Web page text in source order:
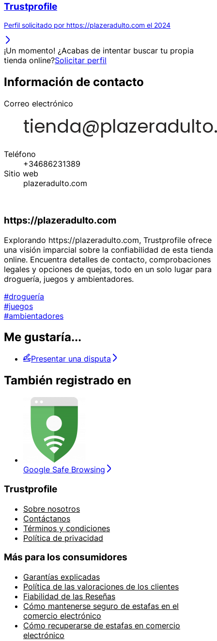
Trustprofile
Perfil solicitado por https://plazeradulto.com el 2024
¡Un momento! ¿Acabas de intentar buscar tu propia
tienda online?Solicitar perfil
Información de contacto
Correo electrónico
Teléfono
+34686231389
Sitio web
plazeradulto.com
https://plazeradulto.com
Explorando https://plazeradulto.com, Trustprofile ofrece
una visión imparcial sobre la confiabilidad de esta tienda
online. Encuentra detalles de contacto, comprobaciones
legales y opciones de quejas, todo en un solo lugar para
droguería, juegos y ambientadores.
#droguería
#juegos
#ambientadores
Me gustaría...
Presentar una disputa
También registrado en
Google Safe Browsing
Trustprofile
Sobre nosotros
Contáctanos
Términos y condiciones
Política de privacidad
Más para los consumidores
Garantías explicadas
Política de las valoraciones de los clientes
Fiabilidad de las Reseñas
Cómo mantenerse seguro de estafas en el
comercio electrónico
Cómo recuperarse de estafas en comercio
electrónico